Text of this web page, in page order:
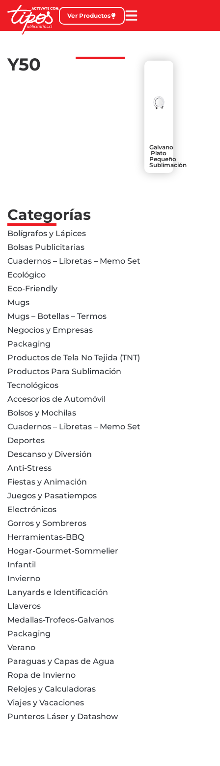
Ver Productos
Y50
Galvano
Plato
Pequeño
Sublimación
Categorías
Bolígrafos y Lápices
Bolsas Publicitarias
Cuadernos – Libretas – Memo Set
Ecológico
Eco-Friendly
Mugs
Mugs – Botellas – Termos
Negocios y Empresas
Packaging
Productos de Tela No Tejida (TNT)
Productos Para Sublimación
Tecnológicos
Accesorios de Automóvil
Bolsos y Mochilas
Cuadernos – Libretas – Memo Set
Deportes
Descanso y Diversión
Anti-Stress
Fiestas y Animación
Juegos y Pasatiempos
Electrónicos
Gorros y Sombreros
Herramientas-BBQ
Hogar-Gourmet-Sommelier
Infantil
Invierno
Lanyards e Identificación
Llaveros
Medallas-Trofeos-Galvanos
Packaging
Verano
Paraguas y Capas de Agua
Ropa de Invierno
Relojes y Calculadoras
Viajes y Vacaciones
Punteros Láser y Datashow